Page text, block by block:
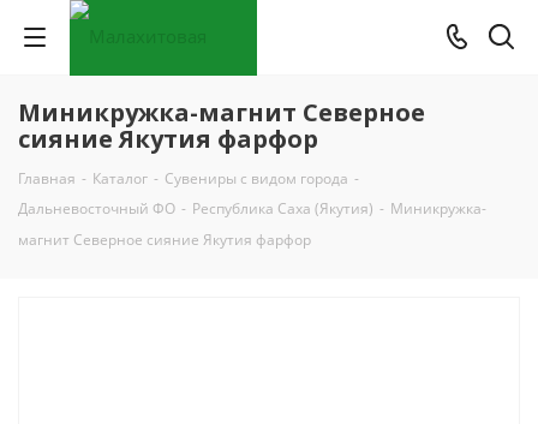
Миникружка-магнит Северное
сияние Якутия фарфор
Главная - Каталог - Сувениры с видом города -
Дальневосточный ФО - Республика Саха (Якутия) - Миникружка-
магнит Северное сияние Якутия фарфор